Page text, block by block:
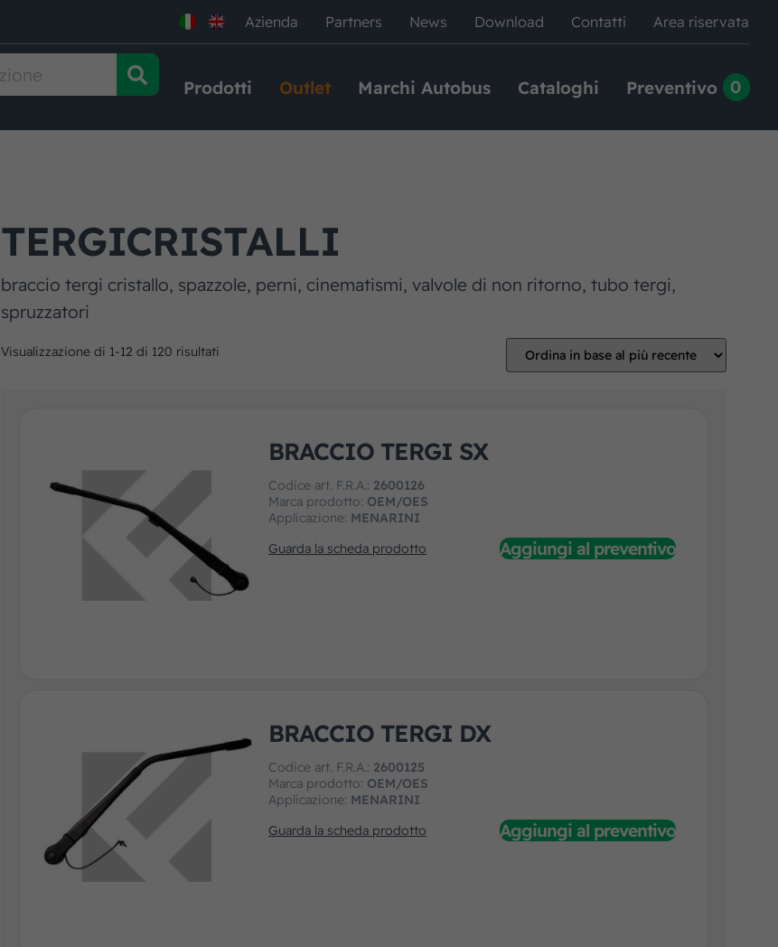
Azienda Partners News Download Contatti Area riservata
Prodotti Outlet Marchi Autobus Cataloghi Preventivo 0
TERGICRISTALLI
braccio tergi cristallo, spazzole, perni, cinematismi, valvole di non ritorno, tubo tergi,
spruzzatori
Visualizzazione di 1-12 di 120 risultati
BRACCIO TERGI SX
Codice art. F.R.A.: 2600126
Marca prodotto: OEM/OES
Applicazione: MENARINI
Guarda la scheda prodotto
Aggiungi al preventivo
BRACCIO TERGI DX
Codice art. F.R.A.: 2600125
Marca prodotto: OEM/OES
Applicazione: MENARINI
Guarda la scheda prodotto
Aggiungi al preventivo